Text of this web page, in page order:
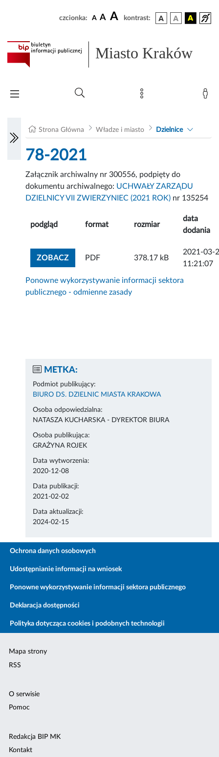
czcionka: A A A kontrast:
Miasto Kraków
Strona Główna Władze i miasto Dzielnice
78-2021
Załącznik archiwalny nr 300556, podpięty do
dokumentu archiwalnego: UCHWAŁY ZARZĄDU
DZIELNICY VII ZWIERZYNIEC (2021 ROK) nr 135254
podgląd format rozmiar
data
dodania
ZOBACZZOBACZ ZAŁĄCZNIK
PDF 378.17 kB
2021-03-
11:21:07
Ponowne wykorzystywanie informacji sektora
publicznego - odmienne zasady
METKA:
Podmiot publikujący:
BIURO DS. DZIELNIC MIASTA KRAKOWA
Osoba odpowiedzialna:
NATASZA KUCHARSKA - DYREKTOR BIURA
Osoba publikująca:
GRAŻYNA ROJEK
Data wytworzenia:
2020-12-08
Data publikacji:
2021-02-02
Data aktualizacji:
2024-02-15
Ochrona danych osobowych
Udostępnianie informacji na wniosek
Ponowne wykorzystywanie informacji sektora publicznego
Deklaracja dostępności
Polityka dotycząca cookies i podobnych technologii
Mapa strony
RSS
O serwisie
Pomoc
Redakcja BIP MK
Kontakt